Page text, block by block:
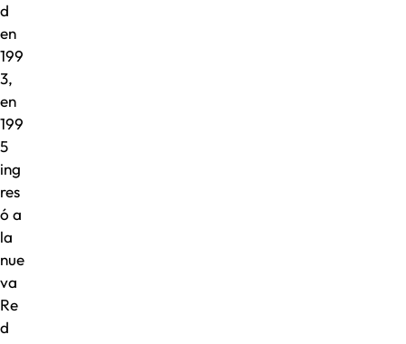
d
en
199
3,
en
199
5
ing
res
ó a
la
nue
va
Re
d